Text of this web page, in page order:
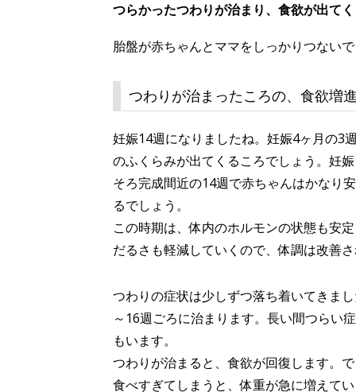
つらかったつわりが治まり、食欲が出て
胎盤が赤ちゃんとママをしっかりつない
つわりが治まったころの、食欲増
妊娠14週になりましたね。妊娠4ヶ月の3
のふくらみが出てくるころでしょう。妊
そろ完成間近の14週で赤ちゃんはかなり
るでしょう。
この時期は、体内のホルモンの状態も安
だるさも軽減していくので、体調は改善
つわりの症状は少しずつ落ち着いてきま
～16週ごろに治まります。長い間つらい
もいます。
つわりが治まると、食欲が回復します。
食べすぎてしまうと、体重が急に増えて